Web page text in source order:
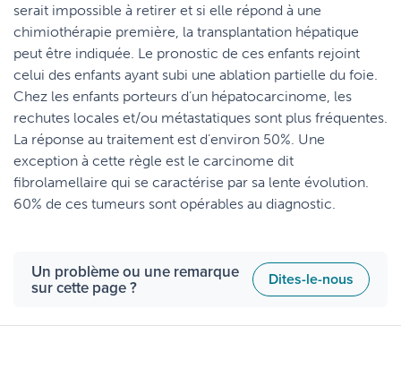
serait impossible à retirer et si elle répond à une
chimiothérapie première, la transplantation hépatique
peut être indiquée. Le pronostic de ces enfants rejoint
celui des enfants ayant subi une ablation partielle du foie.
Chez les enfants porteurs d’un hépatocarcinome, les
rechutes locales et/ou métastatiques sont plus fréquentes.
La réponse au traitement est d’environ 50%. Une
exception à cette règle est le carcinome dit
fibrolamellaire qui se caractérise par sa lente évolution.
60% de ces tumeurs sont opérables au diagnostic.
Un problème ou une remarque
sur cette page ? Dites-le-nous